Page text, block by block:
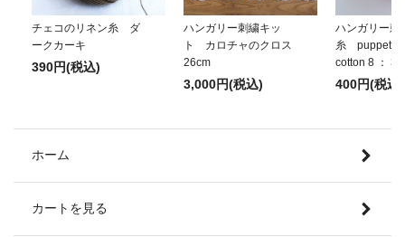
チェコのリネン糸 ダ
ークカーキ
390円(税込)
ハンガリー刺繍キッ
ト カロチャのクロス
26cm
3,000円(税込)
ハンガリー刺
糸 puppets
cotton 8 ：
400円(税込)
ホーム
カートを見る